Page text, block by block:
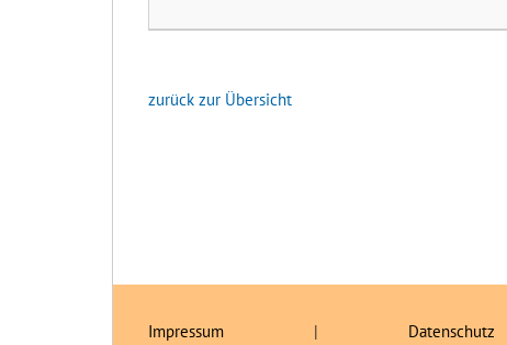
zurück zur Übersicht
Impressum | Datenschutz